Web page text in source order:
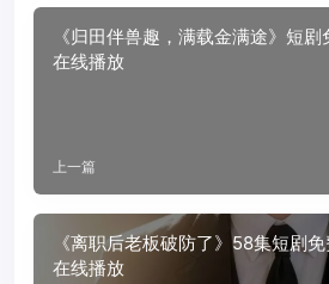
《归田伴兽趣，满载金满途》短
在线播放
上一篇
《离职后老板破防了》58集短剧
在线播放